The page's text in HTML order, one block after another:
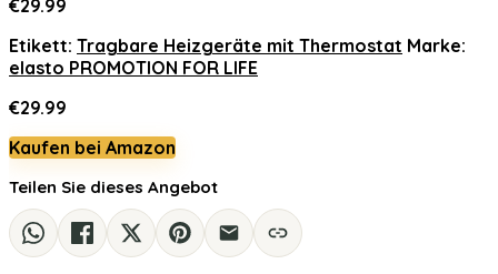
€29.99
Etikett: Tragbare Heizgeräte mit Thermostat Marke:
elasto PROMOTION FOR LIFE
€29.99
Kaufen bei Amazon
Teilen Sie dieses Angebot